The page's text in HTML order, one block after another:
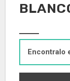
Encontralo